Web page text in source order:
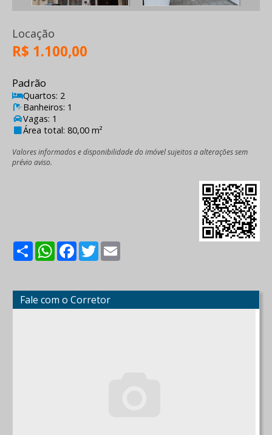
Locação
R$ 1.100,00
Padrão
Quartos: 2
Banheiros: 1
Vagas: 1
Área total: 80,00 m²
Valores informados e disponibilidade do imóvel sujeitos a alterações sem
prévio aviso.
ShareWhatsApp
Facebook
Twitter
Fale com o Corretor